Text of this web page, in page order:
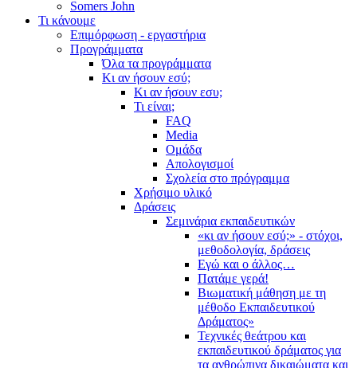
Somers John
Τι κάνουμε
Επιμόρφωση - εργαστήρια
Προγράμματα
Όλα τα προγράμματα
Κι αν ήσουν εσύ;
Κι αν ήσουν εσυ;
Τι είναι;
FAQ
Media
Ομάδα
Απολογισμοί
Σχολεία στο πρόγραμμα
Χρήσιμο υλικό
Δράσεις
Σεμινάρια εκπαιδευτικών
«κι αν ήσουν εσύ;» - στόχοι,
μεθοδολογία, δράσεις
Εγώ και ο άλλος…
Πατάμε γερά!
Βιωματική μάθηση με τη
μέθοδο Εκπαιδευτικού
Δράματος»
Τεχνικές θεάτρου και
εκπαιδευτικού δράματος για
τα ανθρώπινα δικαιώματα και